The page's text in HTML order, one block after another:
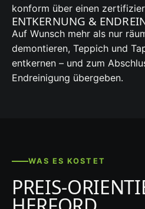
konform über einen
ENTKERNUNG &
Auf Wunsch mehr als nur
demontieren, Teppich und
entkernen – und zum
Endreinigung übergeben.
WAS ES KOSTET
PREIS-